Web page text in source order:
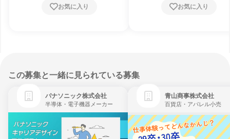
お気に入り お気に入り
この募集と一緒に見られている募集
パナソニック株式会社
半導体・電子機器メーカー
青山商事株式会社
百貨店・アパレル小売